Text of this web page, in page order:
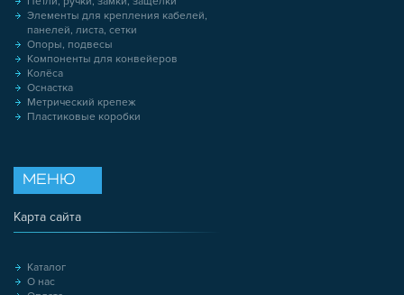
Элементы для крепления кабелей,
панелей, листа, сетки
Опоры, подвесы
Компоненты для конвейеров
Колёса
Оснастка
Метрический крепеж
Пластиковые коробки
МЕНЮ
Карта сайта
Каталог
О нас